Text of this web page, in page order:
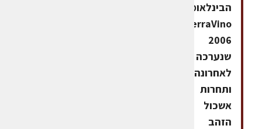
הבינלאומית
TerraVino
2006
שנערכה
לאחרונה
ותחרות
אשכול
הזהב